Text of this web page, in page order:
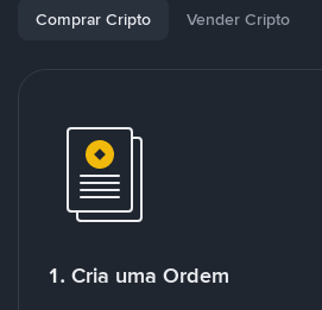
Comprar Cripto Vender Cripto
1. Cria uma Ordem